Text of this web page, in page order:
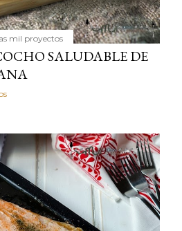
mil proyectos
SALUDABLE DE